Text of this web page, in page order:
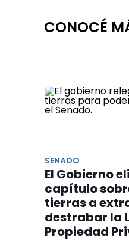
CONOCÉ
SENADO
El Gobierno
capítulo
tierras a
destrabar la
Propiedad